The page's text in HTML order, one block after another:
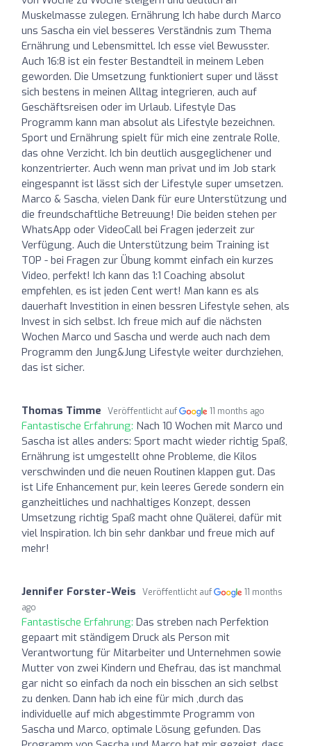
Muskelmasse zulegen. Ernährung Ich habe durch Marco
uns Sascha ein viel besseres Verständnis zum Thema
Ernährung und Lebensmittel. Ich esse viel Bewusster.
Auch 16:8 ist ein fester Bestandteil in meinem Leben
geworden. Die Umsetzung funktioniert super und lässt
sich bestens in meinen Alltag integrieren, auch auf
Geschäftsreisen oder im Urlaub. Lifestyle Das
Programm kann man absolut als Lifestyle bezeichnen.
Sport und Ernährung spielt für mich eine zentrale Rolle,
das ohne Verzicht. Ich bin deutlich ausgeglichener und
konzentrierter. Auch wenn man privat und im Job stark
eingespannt ist lässt sich der Lifestyle super umsetzen.
Marco & Sascha, vielen Dank für eure Unterstützung und
die freundschaftliche Betreuung! Die beiden stehen per
WhatsApp oder VideoCall bei Fragen jederzeit zur
Verfügung. Auch die Unterstützung beim Training ist
TOP - bei Fragen zur Übung kommt einfach ein kurzes
Video, perfekt! Ich kann das 1:1 Coaching absolut
empfehlen, es ist jeden Cent wert! Man kann es als
dauerhaft Investition in einen bessren Lifestyle sehen, als
Invest in sich selbst. Ich freue mich auf die nächsten
Wochen Marco und Sascha und werde auch nach dem
Programm den Jung&Jung Lifestyle weiter durchziehen,
das ist sicher.
Thomas Timme Veröffentlicht auf 11 months ago
Fantastische Erfahrung: Nach 10 Wochen mit Marco und
Sascha ist alles anders: Sport macht wieder richtig Spaß,
Ernährung ist umgestellt ohne Probleme, die Kilos
verschwinden und die neuen Routinen klappen gut. Das
ist Life Enhancement pur, kein leeres Gerede sondern ein
ganzheitliches und nachhaltiges Konzept, dessen
Umsetzung richtig Spaß macht ohne Quälerei, dafür mit
viel Inspiration. Ich bin sehr dankbar und freue mich auf
mehr!
Jennifer Forster-Weis Veröffentlicht auf
11 months
ago
Fantastische Erfahrung: Das streben nach Perfektion
gepaart mit ständigem Druck als Person mit
Verantwortung für Mitarbeiter und Unternehmen sowie
Mutter von zwei Kindern und Ehefrau, das ist manchmal
gar nicht so einfach da noch ein bisschen an sich selbst
zu denken. Dann hab ich eine für mich ,durch das
individuelle auf mich abgestimmte Programm von
Sascha und Marco, optimale Lösung gefunden. Das